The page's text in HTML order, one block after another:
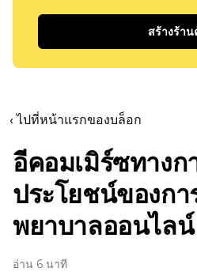
สร้างร้าน
‹ ไปที่หน้าแรกของบล็อก
อีคอมเมิร์ซทางก
ประโยชน์ของกา
พยาบาลออนไลน์
อ่าน 6 นาที